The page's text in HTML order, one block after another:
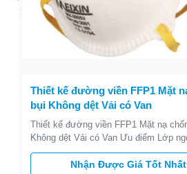
Thiết kế đường viền FFP1 Mặt
bụi Không dệt Vải có Van
Thiết kế đường viền FFP1 Mặt nạ
Không dệt Vải có Van Ưu điểm Lớp
Polypropylen (PP) cung cấp lớp lót
tránh các sợi lỏng lẻo. Con dấu rìa nổi
Nhận Được Giá Tốt Nhất